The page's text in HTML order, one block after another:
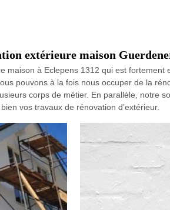
extérieure maison
à Eclepens 1312 qui est
pouvons à la fois nous occuper de la
corps de métier. En parallèle, notre
vos travaux de rénovation d’extérieur.